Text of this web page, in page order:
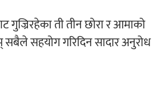
गुज्रिरहेका ती तीन छोरा र आमाको
सबैले सहयोग गरिदिन सादार अनुरोध